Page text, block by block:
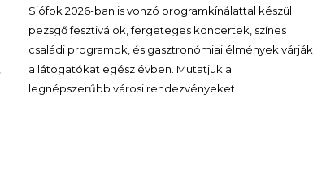
Siófok 2026-ban is vonzó programkínálattal készül:
pezsgő fesztiválok, fergeteges koncertek, színes
családi programok, és gasztronómiai élmények várják
a látogatókat egész évben. Mutatjuk a
legnépszerűbb városi rendezvényeket.